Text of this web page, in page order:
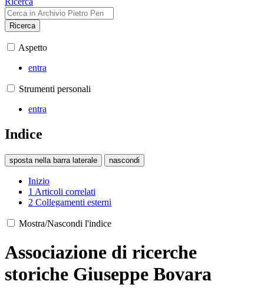
Ricerca
Aspetto
entra
Strumenti personali
entra
Indice
sposta nella barra laterale nascondi
Inizio
1 Articoli correlati
2 Collegamenti esterni
Mostra/Nascondi l'indice
Associazione di ricerche
storiche Giuseppe Bovara